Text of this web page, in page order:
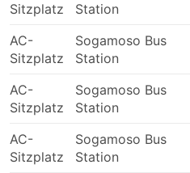
Sitzplatz
Station
AC-
Sitzplatz
Sogamoso Bus
Station
AC-
Sitzplatz
Sogamoso Bus
Station
AC-
Sitzplatz
Sogamoso Bus
Station